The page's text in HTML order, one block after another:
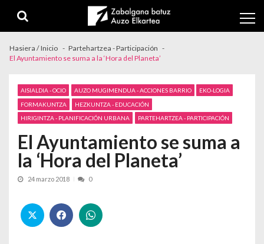
Hasiera / Inicio
Partehartzea - Participación
El Ayuntamiento se suma a la ‘Hora del Planeta’
AISIALDIA - OCIO AUZO MUGIMENDUA - ACCIONES BARRIO
EKO-LOGIA
FORMAKUNTZA
HEZKUNTZA - EDUCACIÓN
HIRIGINTZA - PLANIFICACIÓN URBANA
PARTEHARTZEA - PARTICIPACIÓN
El Ayuntamiento se suma a
la ‘Hora del Planeta’
24 marzo 2018 0